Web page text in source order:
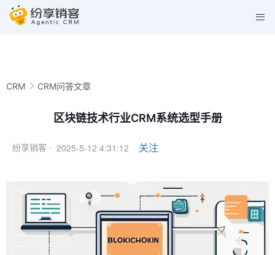
CRM CRM问答文章
区块链技术行业CRM系统选型手册
纷享销客 · 2025-5-12 4:31:12 关注